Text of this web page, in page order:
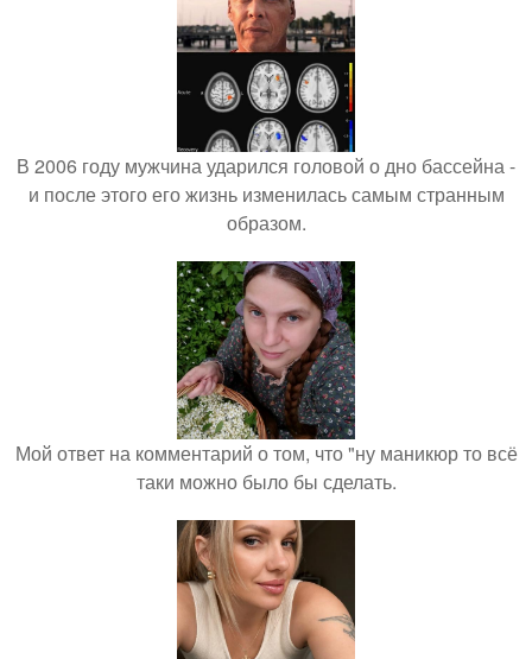
В 2006 году мужчина ударился головой о дно бассейна -
и после этого его жизнь изменилась самым странным
образом.
Мой ответ на комментарий о том, что "ну маникюр то всё
таки можно было бы сделать.